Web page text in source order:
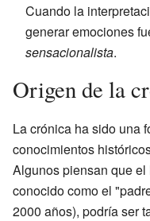
Cuando la
generar emociones
sensacionalista.
Origen de la
La crónica ha sido una
conocimientos
Algunos piensan que
conocido como el
2000 años), podría ser